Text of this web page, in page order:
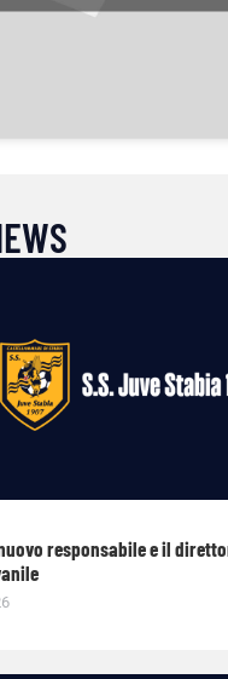
responsabile e il